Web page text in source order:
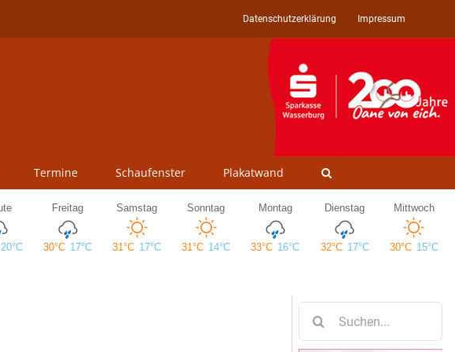
Datenschutzerklärung Impressum
Termine Schaufenster Plakatwand
nach: